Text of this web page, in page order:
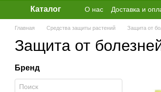
Каталог О нас Доставка и
Главная Средства защиты растений Защита от
Защита от
Бренд